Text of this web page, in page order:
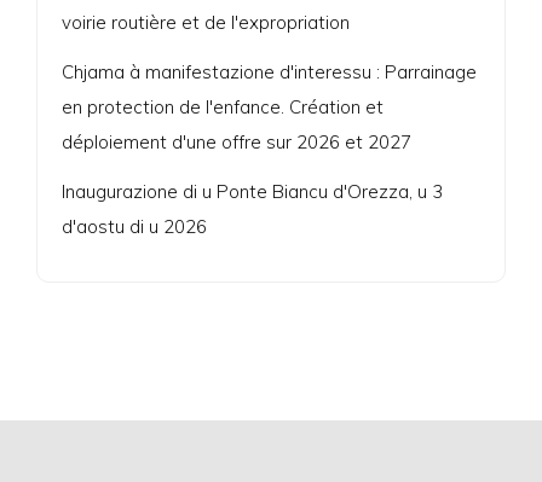
voirie routière et de l'expropriation
Chjama à manifestazione d'interessu : Parrainage
en protection de l'enfance. Création et
déploiement d'une offre sur 2026 et 2027
Inaugurazione di u Ponte Biancu d'Orezza, u 3
d'aostu di u 2026